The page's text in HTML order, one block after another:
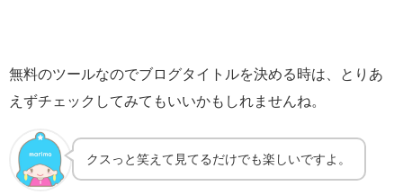
無料のツールなのでブログタイトルを決める時は、とりあ
えずチェックしてみてもいいかもしれませんね。
クスっと笑えて見てるだけでも楽しいですよ。